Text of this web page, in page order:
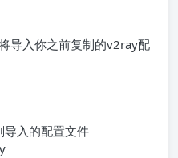
导入你之前复制的v2ray配
入的配置文件